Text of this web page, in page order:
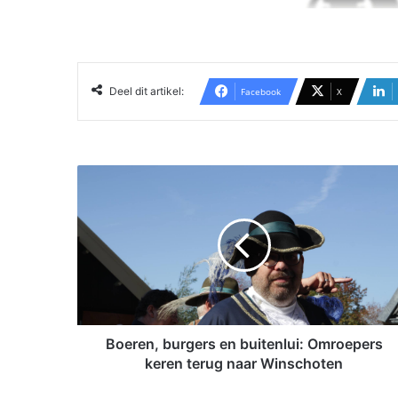
Deel dit artikel: Facebook X
e
u
Boeren, burgers en buitenlui: Omroepers
keren terug naar Winschoten